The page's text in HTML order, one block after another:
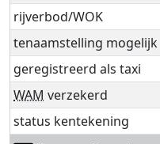
rijverbod/WOK
tenaamstelling mogelijk
geregistreerd als taxi
WAM verzekerd
status kentekening